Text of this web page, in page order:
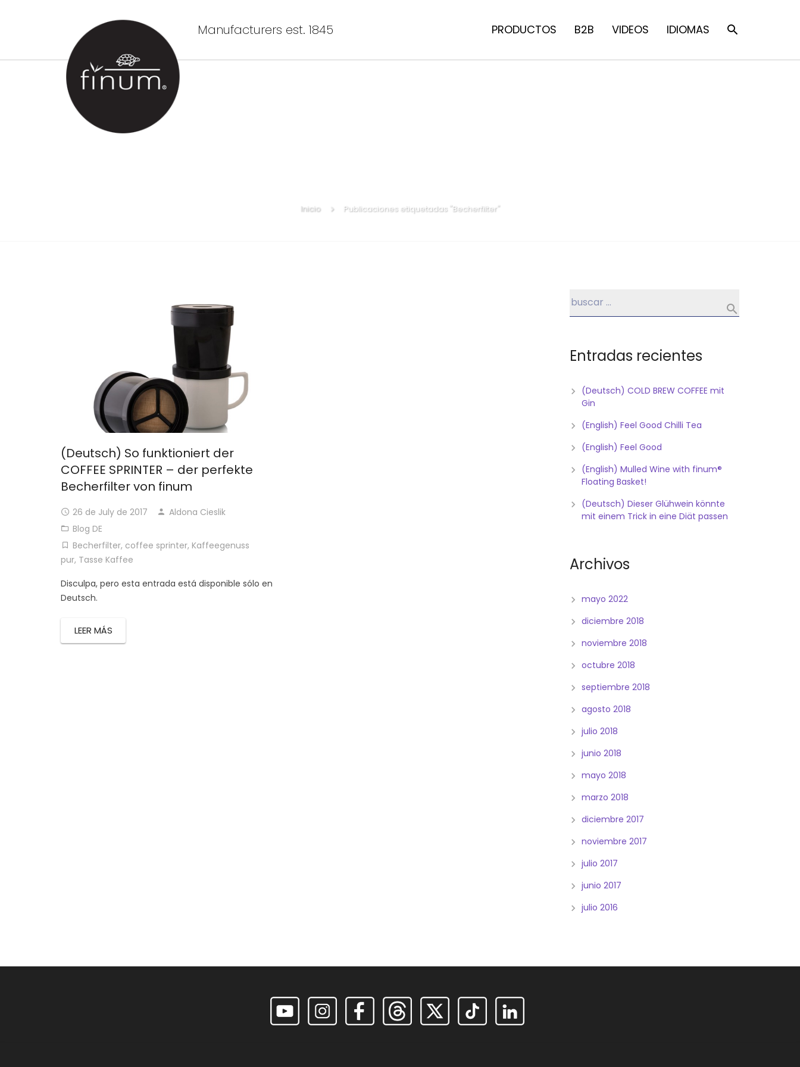
Manufacturers est. 1845 PRODUCTOS B2B VIDEOS IDIOMAS
Inicio Publicaciones etiquetadas "Becherfilter"
(Deutsch) So funktioniert der
COFFEE SPRINTER – der perfekte
Becherfilter von finum
26 de July de 2017
Aldona Cieslik
Blog DE
Becherfilter, coffee sprinter, Kaffeegenuss
pur, Tasse Kaffee
Disculpa, pero esta entrada está disponible sólo en
Deutsch.
LEER MÁS
Entradas recientes
(Deutsch) COLD BREW COFFEE mit
Gin
(English) Feel Good Chilli Tea
(English) Feel Good
(English) Mulled Wine with finum®
Floating Basket!
(Deutsch) Dieser Glühwein könnte
mit einem Trick in eine Diät passen
Archivos
mayo 2022
diciembre 2018
noviembre 2018
octubre 2018
septiembre 2018
agosto 2018
julio 2018
junio 2018
mayo 2018
marzo 2018
diciembre 2017
noviembre 2017
julio 2017
junio 2017
julio 2016